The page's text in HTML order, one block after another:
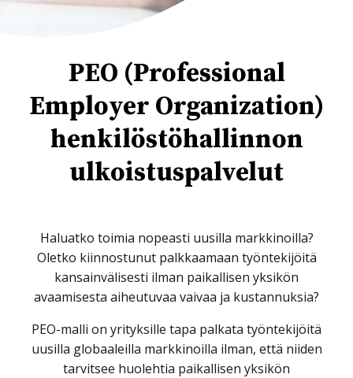
PEO (Professional
Employer Organization)
henkilöstö­hallinnon
ulkoistuspalvelut
Haluatko toimia nopeasti uusilla markkinoilla?
Oletko kiinnostunut palkkaamaan työntekijöitä
kansainvälisesti ilman paikallisen yksikön
avaamisesta aiheutuvaa vaivaa ja kustannuksia?
PEO-malli on yrityksille tapa palkata työntekijöitä
uusilla globaaleilla markkinoilla ilman, että niiden
tarvitsee huolehtia paikallisen yksikön